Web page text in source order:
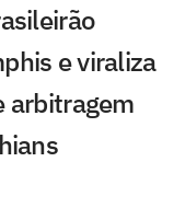
e viraliza
arbitragem